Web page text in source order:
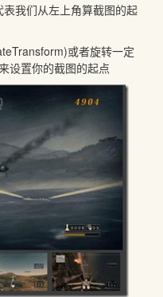
我们从左上角算截图的起
或者旋转一定
设置你的截图的起点